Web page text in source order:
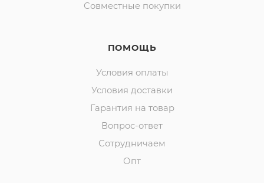
Совместные покупки
ПОМОЩЬ
Условия оплаты
Условия доставки
Гарантия на товар
Вопрос-ответ
Сотрудничаем
Опт